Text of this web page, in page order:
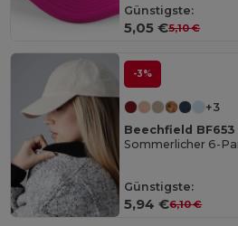
Günstigste:
5,05 €5,10 €
-3%
+3
Beechfield BF653
Günstigste:
5,94 €6,10 €